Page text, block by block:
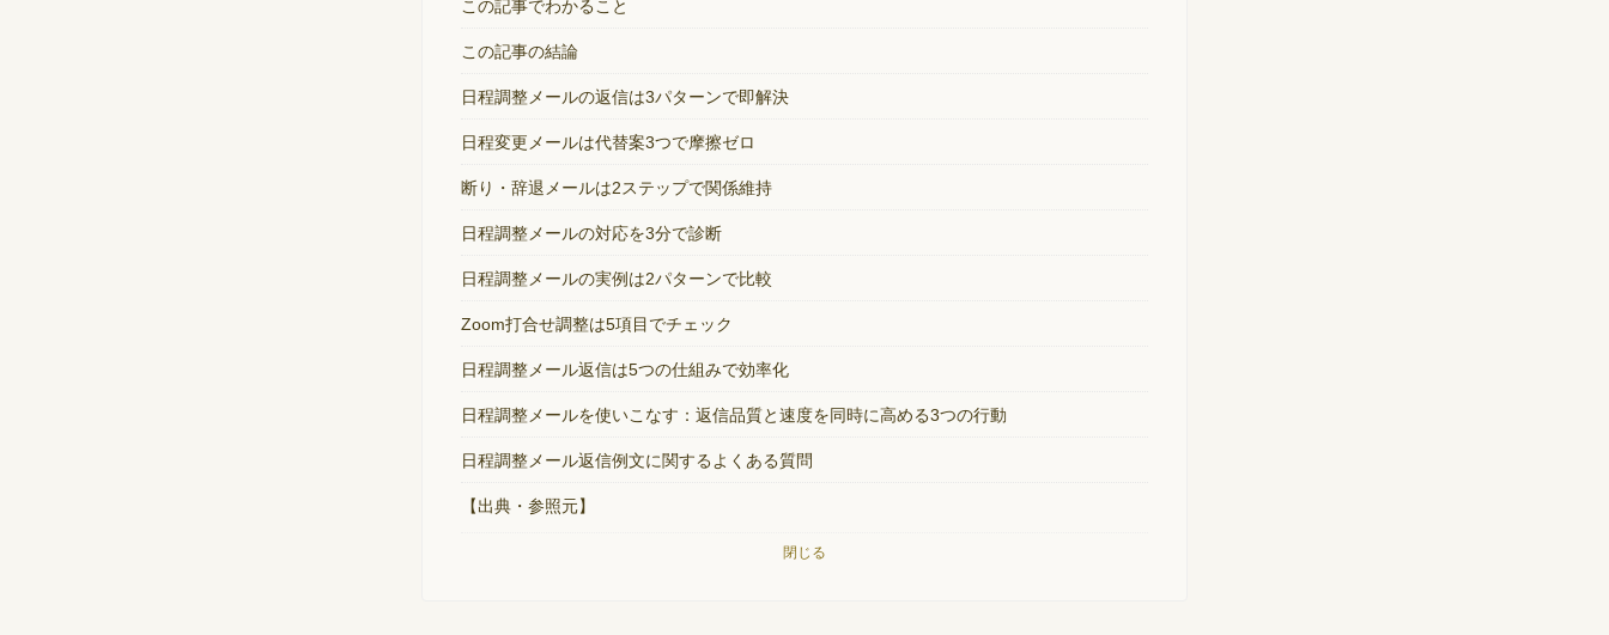
この記事でわかること
この記事の結論
日程調整メールの返信は3パターンで即解決
日程変更メールは代替案3つで摩擦ゼロ
断り・辞退メールは2ステップで関係維持
日程調整メールの対応を3分で診断
日程調整メールの実例は2パターンで比較
Zoom打合せ調整は5項目でチェック
日程調整メール返信は5つの仕組みで効率化
日程調整メールを使いこなす：返信品質と速度を同時に高める3つの行動
日程調整メール返信例文に関するよくある質問
【出典・参照元】
閉じる